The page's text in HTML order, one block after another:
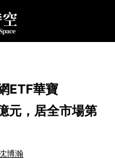
ETF華寶
元，居全市場第
博瀚